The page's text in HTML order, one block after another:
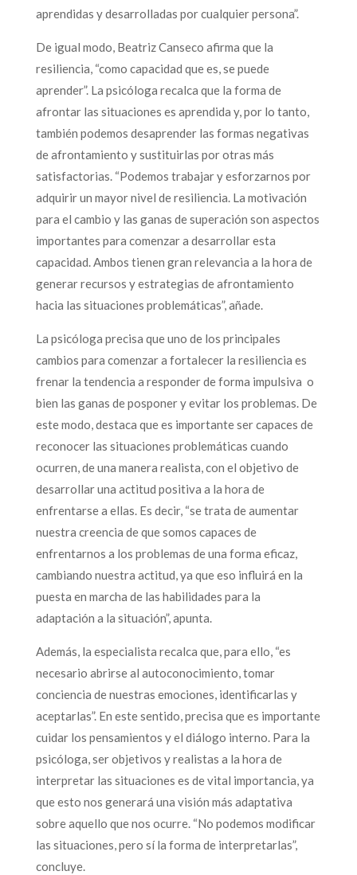
aprendidas y desarrolladas por cualquier persona”.
De igual modo, Beatriz Canseco afirma que la
resiliencia, “como capacidad que es, se puede
aprender”. La psicóloga recalca que la forma de
afrontar las situaciones es aprendida y, por lo tanto,
también podemos desaprender las formas negativas
de afrontamiento y sustituirlas por otras más
satisfactorias. “Podemos trabajar y esforzarnos por
adquirir un mayor nivel de resiliencia. La motivación
para el cambio y las ganas de superación son aspectos
importantes para comenzar a desarrollar esta
capacidad. Ambos tienen gran relevancia a la hora de
generar recursos y estrategias de afrontamiento
hacia las situaciones problemáticas”, añade.
La psicóloga precisa que uno de los principales
cambios para comenzar a fortalecer la resiliencia es
frenar la tendencia a responder de forma impulsiva o
bien las ganas de posponer y evitar los problemas. De
este modo, destaca que es importante ser capaces de
reconocer las situaciones problemáticas cuando
ocurren, de una manera realista, con el objetivo de
desarrollar una actitud positiva a la hora de
enfrentarse a ellas. Es decir, “se trata de aumentar
nuestra creencia de que somos capaces de
enfrentarnos a los problemas de una forma eficaz,
cambiando nuestra actitud, ya que eso influirá en la
puesta en marcha de las habilidades para la
adaptación a la situación”, apunta.
Además, la especialista recalca que, para ello, “es
necesario abrirse al autoconocimiento, tomar
conciencia de nuestras emociones, identificarlas y
aceptarlas”. En este sentido, precisa que es importante
cuidar los pensamientos y el diálogo interno. Para la
psicóloga, ser objetivos y realistas a la hora de
interpretar las situaciones es de vital importancia, ya
que esto nos generará una visión más adaptativa
sobre aquello que nos ocurre. “No podemos modificar
las situaciones, pero sí la forma de interpretarlas”,
concluye.